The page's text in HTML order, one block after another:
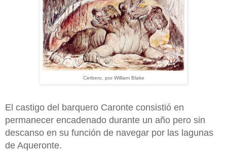
Cerbero, por William Blake
El castigo del barquero Caronte consistió en
permanecer encadenado durante un año pero sin
descanso en su función de navegar por las lagunas
de Aqueronte.